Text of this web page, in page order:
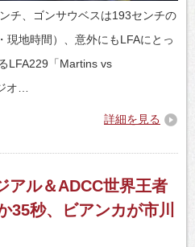
チ、ゴンサウベスは193センチの
現地時間）、意外にもLFAにとっ
LFA229「Martins vs
オ…
詳細を見る
アル＆ADCC世界王者
35秒、ビアンカが市川